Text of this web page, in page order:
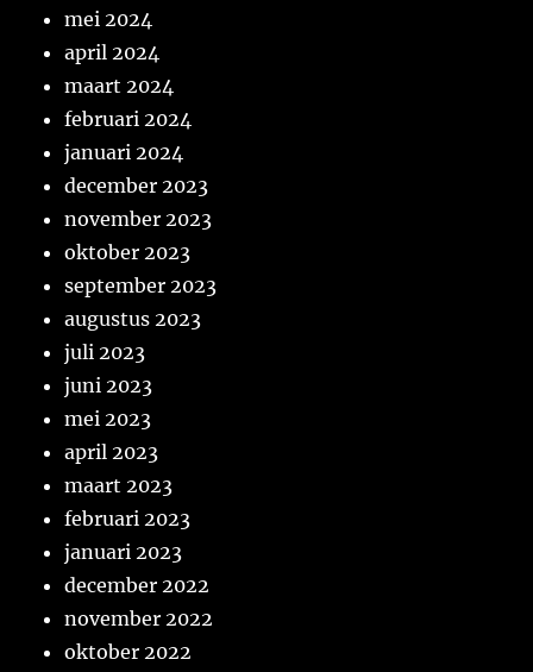
mei 2024
april 2024
maart 2024
februari 2024
januari 2024
december 2023
november 2023
oktober 2023
september 2023
augustus 2023
juli 2023
juni 2023
mei 2023
april 2023
maart 2023
februari 2023
januari 2023
december 2022
november 2022
oktober 2022